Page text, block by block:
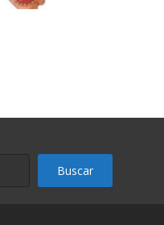
Buscar